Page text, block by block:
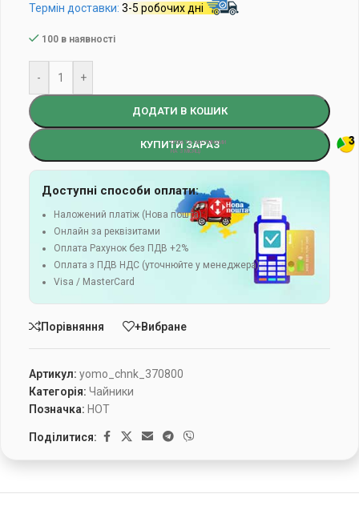
Термін доставки: 3-5 робочих дні
100 в наявності
- +
ДОДАТИ В КОШИК
КУПИТИ ЗАРАЗ
Доступні способи оплати:
Наложений платіж (Нова пошта)
Онлайн за реквізитами
Оплата Рахунок без ПДВ +2%
Оплата з ПДВ НДС (уточнюйте у менеджера)
Visa / MasterCard
Порівняння +Вибране
Артикул: yomo_chnk_370800
Категорія: Чайники
Позначка: HOT
Поділитися: